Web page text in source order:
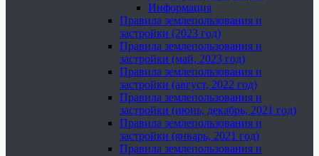
Информация
Правила землепользования и
застройки (2023 год)
Правила землепользования и
застройки (май, 2023 год)
Правила землепользования и
застройки (август, 2022 год)
Правила землепользования и
застройки (июнь, декабрь, 2021 год)
Правила землепользования и
застройки (январь, 2021 год)
Правила землепользования и